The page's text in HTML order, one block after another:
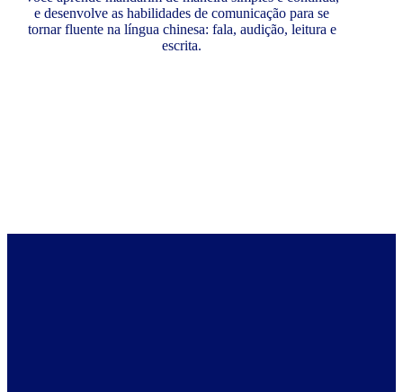
e desenvolve as habilidades de comunicação para se
tornar fluente na língua chinesa: fala, audição, leitura e
escrita.